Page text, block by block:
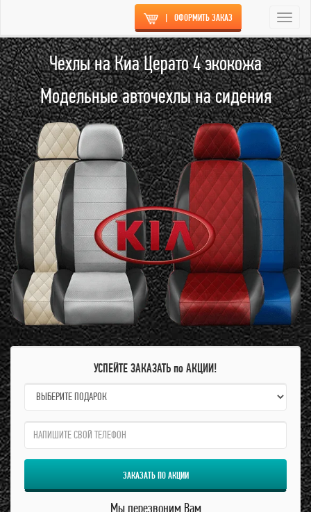
| ОФОРМИТЬ ЗАКАЗ
Чехлы на Киа Церато 4 экокожа
Модельные авточехлы на сидения
УСПЕЙТЕ ЗАКАЗАТЬ по АКЦИИ!
name:
qzw:
ЗАКАЗАТЬ ПО АКЦИИ
Мы перезвоним Вам